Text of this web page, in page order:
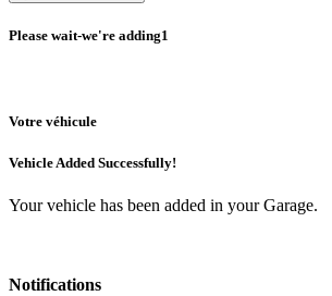
Please wait-we're adding1
Votre véhicule
Vehicle Added Successfully!
Your vehicle has been added in your Garage.
Notifications